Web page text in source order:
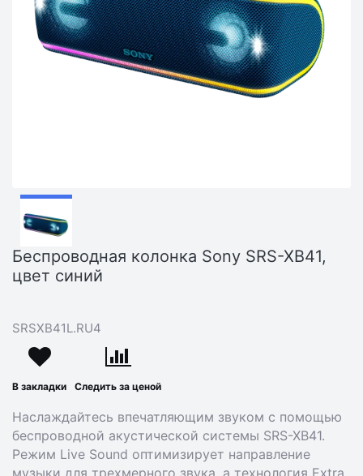
Беспроводная колонка Sony SRS-XB41,
цвет синий
SRSXB41L.RU4
В закладки Следить за ценой
Наслаждайтесь впечатляющим звуком с помощью
беспроводной акустической системы SRS-XB41.
Режим Live Sound оптимизирует направление
музыки для трехмерного звука, а технология Extra